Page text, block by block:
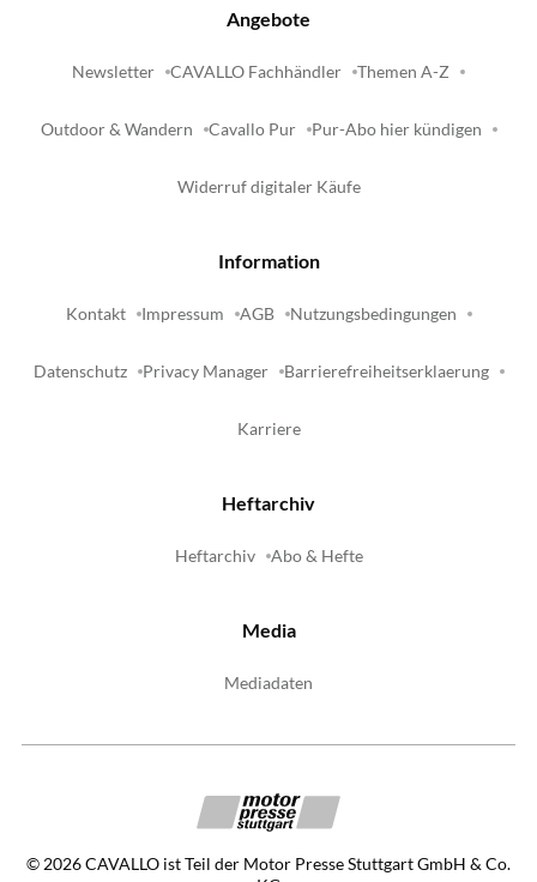
Angebote
Newsletter CAVALLO Fachhändler Themen A-Z
Outdoor & Wandern Cavallo Pur Pur-Abo hier kündigen
Widerruf digitaler Käufe
Information
Kontakt Impressum AGB Nutzungsbedingungen
Datenschutz Privacy Manager Barrierefreiheitserklaerung
Karriere
Heftarchiv
Heftarchiv Abo & Hefte
Media
Mediadaten
© 2026CAVALLO ist Teil der Motor Presse Stuttgart GmbH & Co.